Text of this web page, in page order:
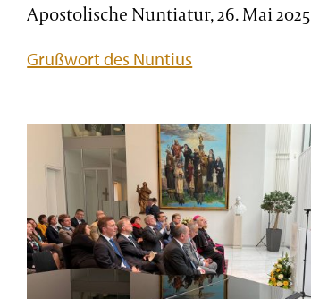
Apostolische Nuntiatur, 26. Mai 2025
Grußwort des Nuntius